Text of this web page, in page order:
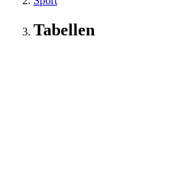
Tabellen